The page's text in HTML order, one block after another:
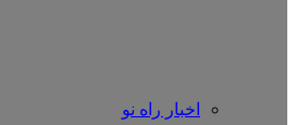
اخبار راه نو